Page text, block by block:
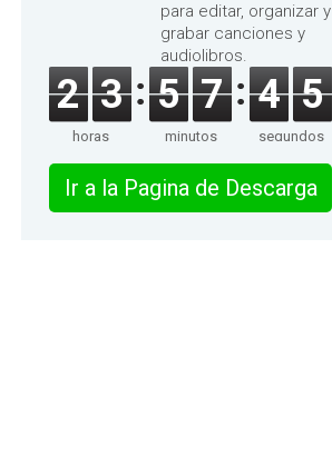
para editar, organizar y
grabar canciones y
audiolibros.
2 3
horas
5 7
minutos
4 4
segundos
Ir a la Pagina de Descarga